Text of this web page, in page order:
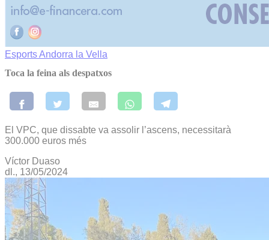
EsportsAndorra la Vella
Toca la feina als despatxos
El VPC, que dissabte va assolir l’ascens, necessitarà
300.000 euros més
Víctor Duaso
dl., 13/05/2024